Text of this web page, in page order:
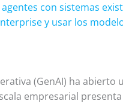
con sistemas
y usar los
(GenAI) ha abierto
empresarial